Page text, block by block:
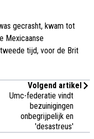
gecrasht, kwam tot
Mexicaanse
tijd, voor de Brit
Volgend artikel
Umc-federatie vindt
bezuinigingen
onbegrijpelijk en
'desastreus'